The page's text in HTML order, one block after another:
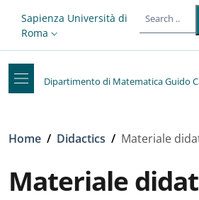
Top-level
Slim top
Sapienza Università di
Roma
Dipartimento di Matematica Guido
Breadcrumb
Home / Didactics / Materiale
Materiale